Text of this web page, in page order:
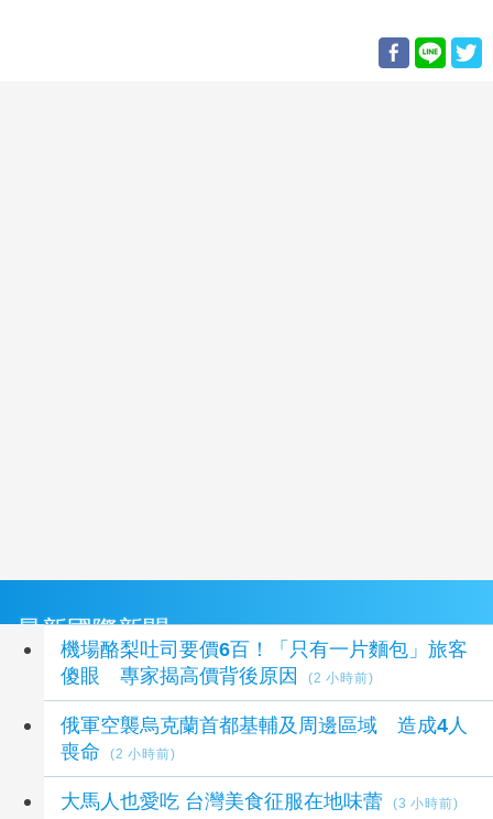
最新國際新聞
機場酪梨吐司要價6百！「只有一片麵包」旅客
傻眼 專家揭高價背後原因
(2 小時前)
俄軍空襲烏克蘭首都基輔及周邊區域 造成4人
喪命
(2 小時前)
大馬人也愛吃 台灣美食征服在地味蕾 (3 小時前)